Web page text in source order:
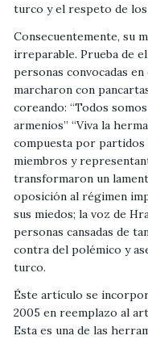
turco y el respeto de
Consecuentemente, su
irreparable. Prueba de
personas convocadas
marcharon con
coreando: “Todos
armenios” “Viva la
compuesta por partidos
miembros y
transformaron un
oposición al régimen
sus miedos; la voz de
personas cansadas de
contra del polémico y
turco.
Éste artículo se
2005 en reemplazo al
Esta es una de las